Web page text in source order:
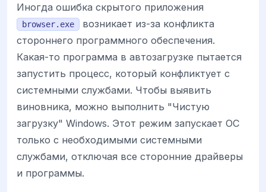
Иногда ошибка скрытого приложения
browser.exe
возникает из-за конфликта
стороннего программного обеспечения.
Какая-то программа в автозагрузке пытается
запустить процесс, который конфликтует с
системными службами. Чтобы выявить
виновника, можно выполнить "Чистую
загрузку" Windows. Этот режим запускает ОС
только с необходимыми системными
службами, отключая все сторонние драйверы
и программы.